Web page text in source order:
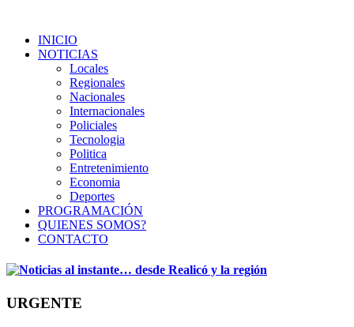
INICIO
NOTICIAS
Locales
Regionales
Nacionales
Internacionales
Policiales
Tecnologia
Politica
Entretenimiento
Economia
Deportes
PROGRAMACIÓN
QUIENES SOMOS?
CONTACTO
URGENTE